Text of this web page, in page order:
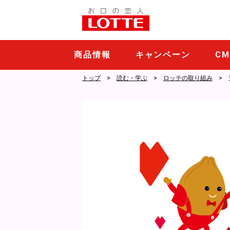
商品情報 キャンペーン
トップ 読む・学ぶ ロッテの取り組み